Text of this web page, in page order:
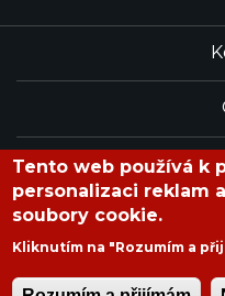
Tento web používá k
personalizaci reklam
soubory cookie.
Kliknutím na "Rozumím a